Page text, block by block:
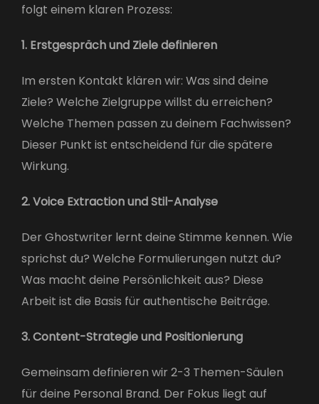
folgt einem klaren Prozess:
1. Erstgespräch und Ziele definieren
Im ersten Kontakt klären wir: Was sind deine
Ziele? Welche Zielgruppe willst du erreichen?
Welche Themen passen zu deinem Fachwissen?
Dieser Punkt ist entscheidend für die spätere
Wirkung.
2. Voice Extraction und Stil-Analyse
Der Ghostwriter lernt deine Stimme kennen. Wie
sprichst du? Welche Formulierungen nutzt du?
Was macht deine Persönlichkeit aus? Diese
Arbeit ist die Basis für authentische Beiträge.
3. Content-Strategie und Positionierung
Gemeinsam definieren wir 2-3 Themen-Säulen
für deine Personal Brand. Der Fokus liegt auf